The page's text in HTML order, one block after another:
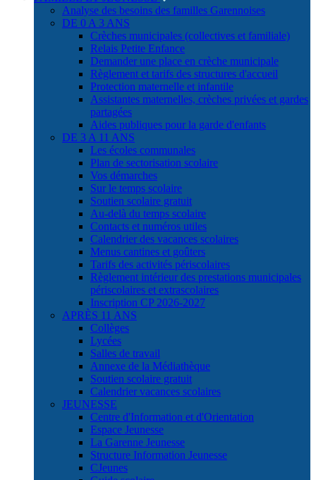
Analyse des besoins des familles Garennoises
DE 0 A 3 ANS
Crèches municipales (collectives et familiale)
Relais Petite Enfance
Demander une place en crèche municipale
Règlement et tarifs des structures d'accueil
Protection maternelle et infantile
Assistantes maternelles, crèches privées et gardes
partagées
Aides publiques pour la garde d'enfants
DE 3 A 11 ANS
Les écoles communales
Plan de sectorisation scolaire
Vos démarches
Sur le temps scolaire
Soutien scolaire gratuit
Au-delà du temps scolaire
Contacts et numéros utiles
Calendrier des vacances scolaires
Menus cantines et goûters
Tarifs des activités périscolaires
Règlement intérieur des prestations municipales
périscolaires et extrascolaires
Inscription CP 2026-2027
APRÈS 11 ANS
Collèges
Lycées
Salles de travail
Annexe de la Médiathèque
Soutien scolaire gratuit
Calendrier vacances scolaires
JEUNESSE
Centre d'Information et d'Orientation
Espace Jeunesse
La Garenne Jeunesse
Structure Information Jeunesse
CJeunes